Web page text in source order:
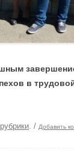
в
. / Добавить